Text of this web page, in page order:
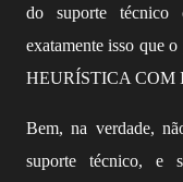
do suporte
exatamente isso que
HEURÍSTICA COM
Bem, na verdade,
suporte técnico, e